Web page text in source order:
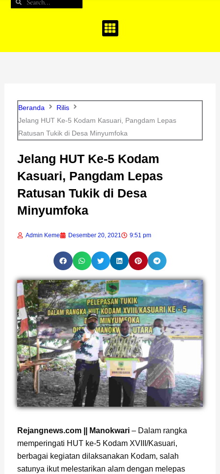
Beranda
Rilis
Jelang HUT Ke-5 Kodam Kasuari, Pangdam Lepas
Ratusan Tukik di Desa Minyumfoka
Jelang HUT Ke-5 Kodam
Kasuari, Pangdam Lepas
Ratusan Tukik di Desa
Minyumfoka
Admin Keme Desember 20, 2021 9:51 pm
Rejangnews.com || Manokwari– Dalam rangka
memperingati HUT ke-5 Kodam XVIII/Kasuari,
berbagai kegiatan dilaksanakan Kodam, salah
satunya ikut melestarikan alam dengan melepas